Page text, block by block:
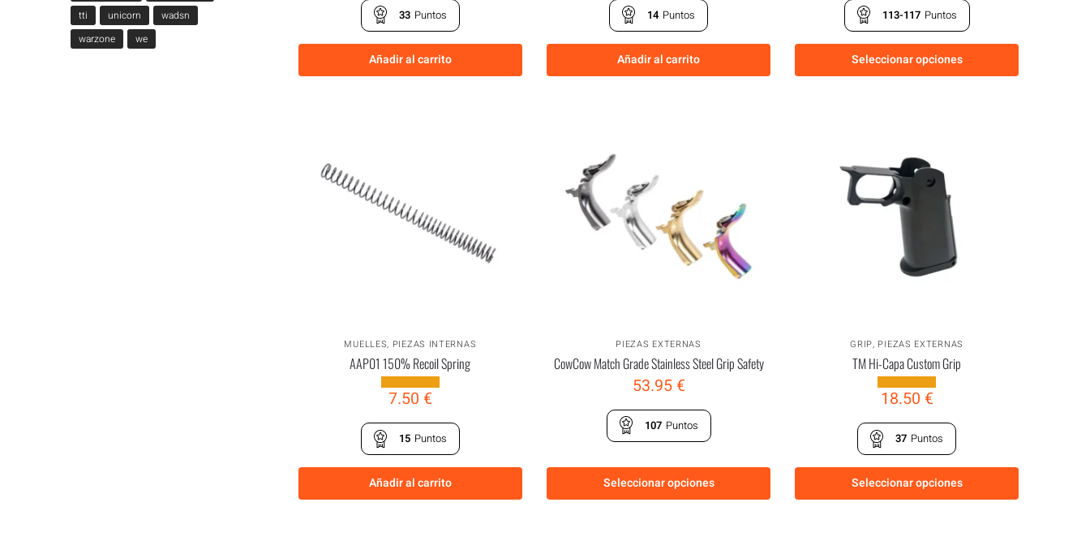
33 Puntos
Añadir al carrito
14 Puntos
Añadir al carrito
113-117 Puntos
Seleccionar opciones
MUELLES, PIEZAS INTERNAS
AAP01 150% Recoil Spring
7.50 €
15 Puntos
Añadir al carrito
PIEZAS EXTERNAS
CowCow Match Grade Stainless Steel Grip Safety
53.95 €
107 Puntos
Seleccionar opciones
GRIP, PIEZAS EXTERNAS
TM Hi-Capa Custom Grip
18.50 €
37 Puntos
Seleccionar opciones
tti
unicorn
wadsn
warzone
we